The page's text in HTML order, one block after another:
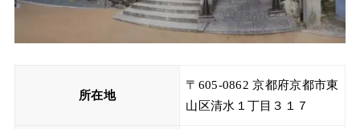
所在地
〒605-0862 京都府京都市東
山区清水１丁目３１７